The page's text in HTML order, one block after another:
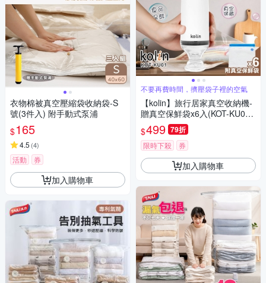
衣物棉被真空壓縮袋收納袋-S
號(3件入) 附手動式泵浦
$165
4.5 (4)
活動 券
加入購物車
不要再費時間，擠壓袋子裡的空氣
【kolin】旅行居家真空收納機-
贈真空保鮮袋x6入(KOT-KU01-
$499 79折
限時下殺 券
加入購物車